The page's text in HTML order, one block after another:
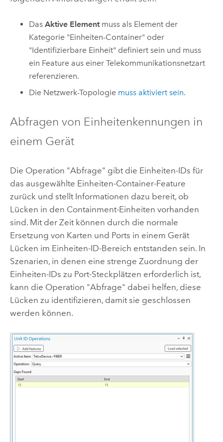
DasAktive Elementmuss als Element der
Kategorie "Einheiten-Container" oder
"Identifizierbare Einheit" definiert sein und muss
ein Feature aus einer Telekommunikationsnetzart
referenzieren.
Die Netzwerk-Topologie muss aktiviert sein.
Abfragen von Einheitenkennungen in
einem Gerät
Die Operation "Abfrage" gibt die Einheiten-IDs für
das ausgewählte Einheiten-Container-Feature
zurück und stellt Informationen dazu bereit, ob
Lücken in den Containment-Einheiten vorhanden
sind. Mit der Zeit können durch die normale
Ersetzung von Karten und Ports in einem Gerät
Lücken im Einheiten-ID-Bereich entstanden sein. In
Szenarien, in denen eine strenge Zuordnung der
Einheiten-IDs zu Port-Steckplätzen erforderlich ist,
kann die Operation "Abfrage" dabei helfen, diese
Lücken zu identifizieren, damit sie geschlossen
werden können.